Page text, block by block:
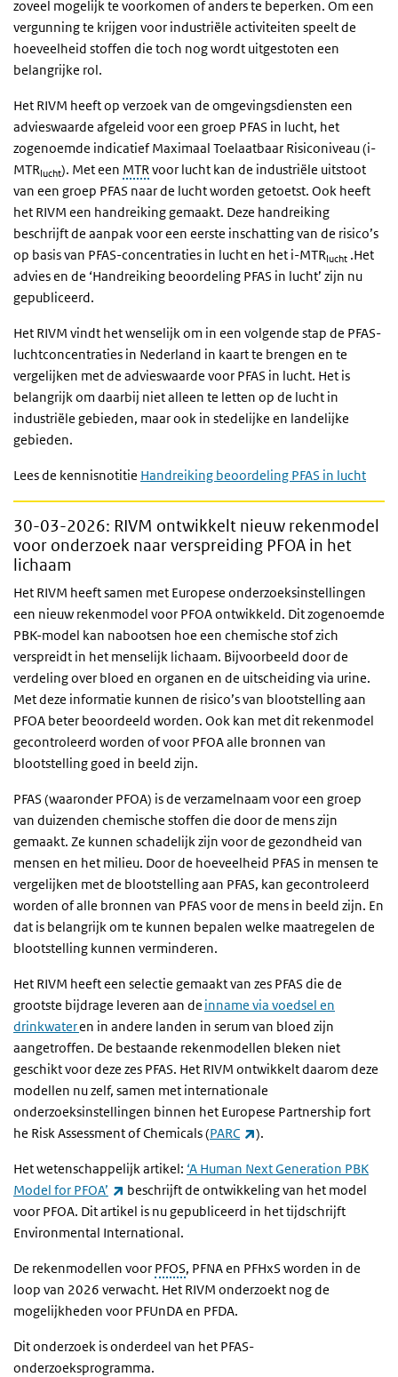
zoveel mogelijk te voorkomen of anders te beperken. Om een
vergunning te krijgen voor industriële activiteiten speelt de
hoeveelheid stoffen die toch nog wordt uitgestoten een
belangrijke rol.
Het RIVM heeft op verzoek van de omgevingsdiensten een
advieswaarde afgeleid voor een groep PFAS in lucht, het
zogenoemde indicatief Maximaal Toelaatbaar Risiconiveau (i-
MTRlucht). Met een MTRvoor lucht kan de industriële uitstoot
van een groep PFAS naar de lucht worden getoetst. Ook heeft
het RIVM een handreiking gemaakt. Deze handreiking
beschrijft de aanpak voor een eerste inschatting van de risico’s
op basis van PFAS-concentraties in lucht en het i-MTRlucht .Het
advies en de ‘Handreiking beoordeling PFAS in lucht’ zijn nu
gepubliceerd.
Het RIVM vindt het wenselijk om in een volgende stap de PFAS-
luchtconcentraties in Nederland in kaart te brengen en te
vergelijken met de advieswaarde voor PFAS in lucht. Het is
belangrijk om daarbij niet alleen te letten op de lucht in
industriële gebieden, maar ook in stedelijke en landelijke
gebieden.
Lees de kennisnotitie Handreiking beoordeling PFAS in lucht
30-03-2026: RIVM ontwikkelt nieuw rekenmodel
voor onderzoek naar verspreiding PFOA in het
lichaam
Het RIVM heeft samen met Europese onderzoeksinstellingen
een nieuw rekenmodel voor PFOA ontwikkeld. Dit zogenoemde
PBK-model kan nabootsen hoe een chemische stof zich
verspreidt in het menselijk lichaam. Bijvoorbeeld door de
verdeling over bloed en organen en de uitscheiding via urine.
Met deze informatie kunnen de risico’s van blootstelling aan
PFOA beter beoordeeld worden. Ook kan met dit rekenmodel
gecontroleerd worden of voor PFOA alle bronnen van
blootstelling goed in beeld zijn.
PFAS (waaronder PFOA) is de verzamelnaam voor een groep
van duizenden chemische stoffen die door de mens zijn
gemaakt. Ze kunnen schadelijk zijn voor de gezondheid van
mensen en het milieu. Door de hoeveelheid PFAS in mensen te
vergelijken met de blootstelling aan PFAS, kan gecontroleerd
worden of alle bronnen van PFAS voor de mens in beeld zijn. En
dat is belangrijk om te kunnen bepalen welke maatregelen de
blootstelling kunnen verminderen.
Het RIVM heeft een selectie gemaakt van zes PFAS die de
grootste bijdrage leveren aan de inname via voedsel en
drinkwateren in andere landen in serum van bloed zijn
aangetroffen. De bestaande rekenmodellen bleken niet
geschikt voor deze zes PFAS. Het RIVM ontwikkelt daarom deze
modellen nu zelf, samen met internationale
onderzoeksinstellingen binnen het Europese Partnership fort
he Risk Assessment of Chemicals (PARC (externe link)
).
Het wetenschappelijk artikel: ‘A Human Next Generation PBK
Model for PFOA’
(externe link)
beschrijft de ontwikkeling van het model
voor PFOA. Dit artikel is nu gepubliceerd in het tijdschrijft
Environmental International.
De rekenmodellen voor PFOS, PFNA en PFHxS worden in de
loop van 2026 verwacht. Het RIVM onderzoekt nog de
mogelijkheden voor PFUnDA en PFDA.
Dit onderzoek is onderdeel van het PFAS-
onderzoeksprogramma.